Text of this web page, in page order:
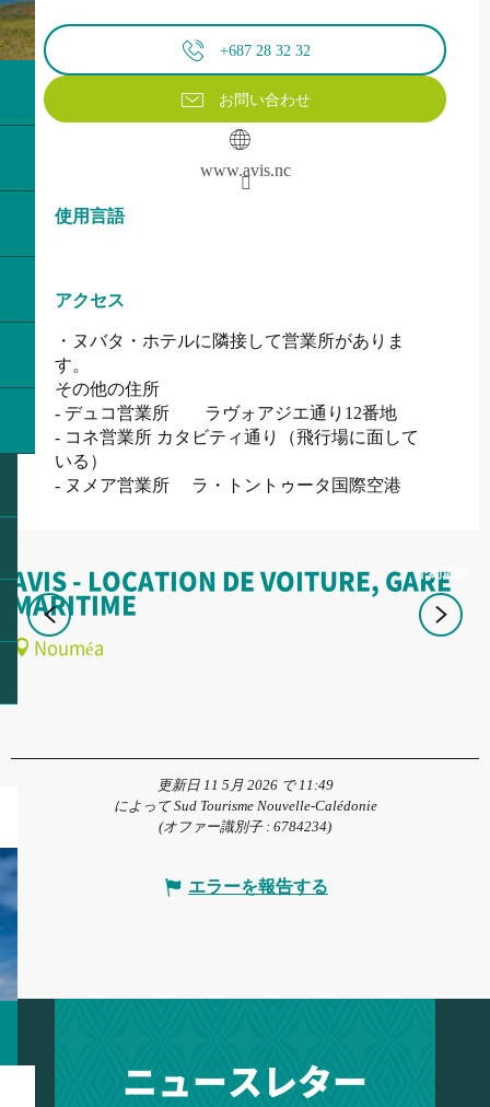
+687 28 32 32
お問い合わせ
www.avis.nc
使用言語
使用言語
アクセス
アクセス
・ヌバタ・ホテルに隣接して営業所がありま
す。
その他の住所
- デュコ営業所 ラヴォアジエ通り12番地
- コネ営業所 カタビティ通り（飛行場に面して
いる）
- ヌメア営業所 ラ・トントゥータ国際空港
AVIS - LOCATION DE VOITURE, GARE
MARITIME
Nouméa
予約可能
更新日 11 5月 2026 で 11:49
によって Sud Tourisme Nouvelle-Calédonie
(オファー識別子 : 6784234)
エラーを報告する
ニュースレター